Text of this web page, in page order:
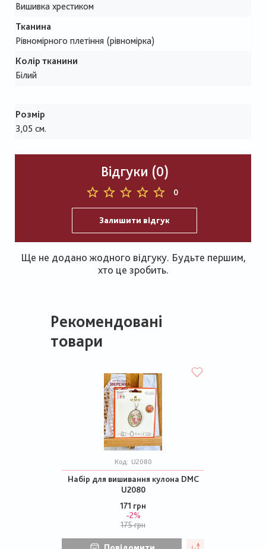
Вишивка хрестиком
Тканина
Рівномірного плетіння (рівномірка)
Колір тканини
Білий
Розмір
3,05 см.
Відгуки (0)
0
Залишити відгук
Ще не додано жодного відгуку. Будьте першим,
хто це зробить.
Рекомендовані
товари
Код: U2080
Набір для вишивання кулона DMC
U2080
171 грн
-2%
175 грн